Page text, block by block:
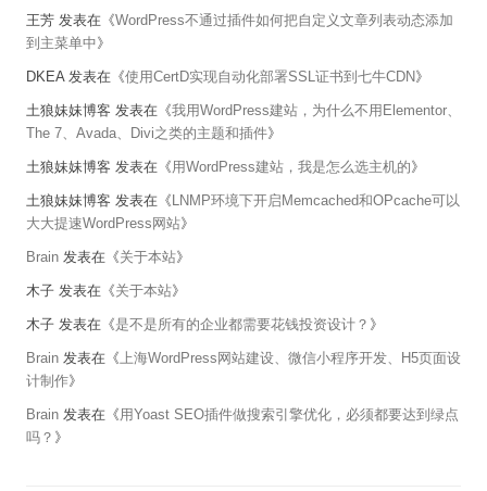
王芳 发表在《WordPress不通过插件如何把自定义文章列表动态添加
到主菜单中》
DKEA发表在《使用CertD实现自动化部署SSL证书到七牛CDN》
土狼妹妹博客 发表在《我用WordPress建站，为什么不用Elementor、
The 7、Avada、Divi之类的主题和插件》
土狼妹妹博客 发表在《用WordPress建站，我是怎么选主机的》
土狼妹妹博客 发表在《 LNMP环境下开启Memcached和OPcache可以
大大提速WordPress网站》
Brain 发表在《关于本站》
木子 发表在《关于本站》
木子 发表在《是不是所有的企业都需要花钱投资设计？ 》
Brain 发表在《上海WordPress网站建设、微信小程序开发、H5页面设
计制作》
Brain 发表在《用Yoast SEO插件做搜索引擎优化，必须都要达到绿点
吗？ 》